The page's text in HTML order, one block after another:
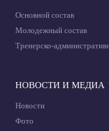
Основной состав
Молодежный состав
Тренерско-
НОВОСТИ И МЕДИА
Новости
Фото